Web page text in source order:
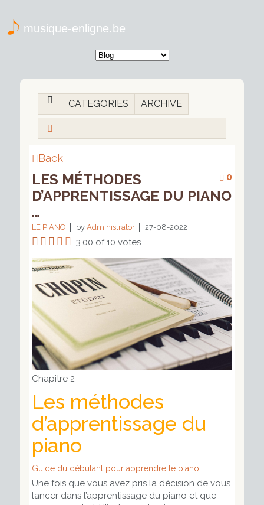
musique-enligne.be
CATEGORIES ARCHIVE
Back
0
LES MÉTHODES
D’APPRENTISSAGE DU PIANO
…
LE PIANO by Administrator 27-08-2022
3.00 of 10 votes
Chapitre 2
Les méthodes
d’apprentissage du
piano
Guide du débutant pour apprendre le piano
Une fois que vous avez pris la décision de vous
lancer dans l’apprentissage du piano et que